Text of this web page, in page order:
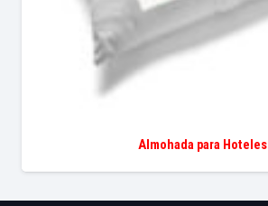
Almohada para Hoteles